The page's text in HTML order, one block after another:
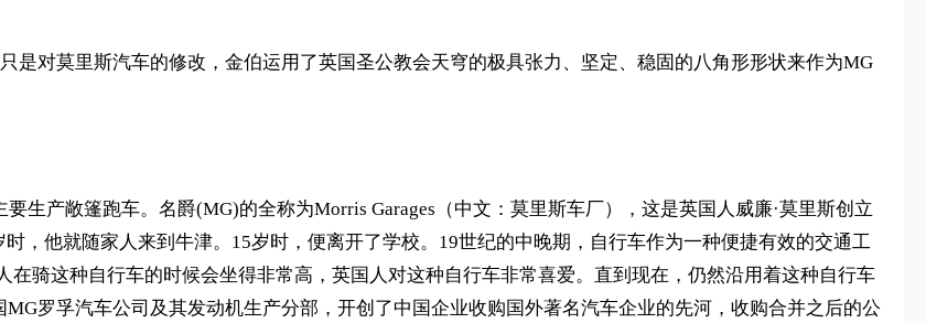
是对莫里斯汽车的修改，金伯运用了英国圣公教会天穹的极具张力、坚定、稳固的八角形形状来作为MG
生产敞篷跑车。名爵(MG)的全称为Morris Garages（中文：莫里斯车厂），这是英国人威廉·莫里斯创立
，他就随家人来到牛津。15岁时，便离开了学校。19世纪的中晚期，自行车作为一种便捷有效的交通工
骑这种自行车的时候会坐得非常高，英国人对这种自行车非常喜爱。直到现在，仍然沿用着这种自行车
罗孚汽车公司及其发动机生产分部，开创了中国企业收购国外著名汽车企业的先河，收购合并之后的公